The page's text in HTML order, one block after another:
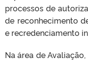
processos de
de reconhecimento
e recredenciamento
Na área de